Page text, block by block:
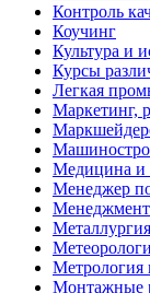
Контроль
Коучинг
Культура и
Курсы
Легкая
Маркетинг,
Медицина и
Менеджер
Менеджмент
Металлургия
Метрология
Монтажные